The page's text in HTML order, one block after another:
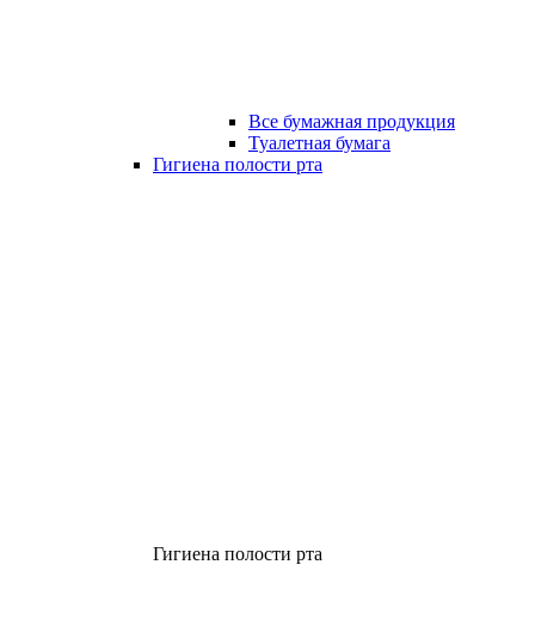
Все бумажная продукция
Туалетная бумага
Гигиена полости рта
Гигиена полости рта